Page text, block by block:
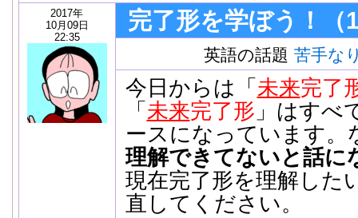
2017年
10月09日
22:35
完了形を学ぼう！（
英語の話題 苦手な
今日からは「 未来完了
「 未来完了形 」はすべ
ースになっています。
理解できてないと話に
現在完了形を理解した
直してください。